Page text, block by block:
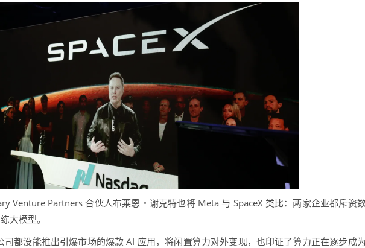
Partners 合伙人布莱恩・谢克特也将 Meta 与 SpaceX 类比：两家企业都斥资
大模型。
都没能推出引爆市场的爆款 AI 应用，将闲置算力对外变现，也印证了算力正在逐步成为